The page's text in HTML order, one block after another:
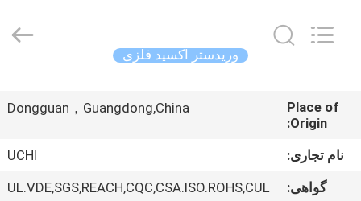
اصلی
محصولات
Electronics
Co.,Ltd.
وریدستر اکسید فلزی
Place of
Origin:
Dongguan，Guangdong,China
نام تجاری:
UCHI
گواهی:
UL.VDE,SGS,REACH,CQC,CSA.ISO.ROHS,CUL